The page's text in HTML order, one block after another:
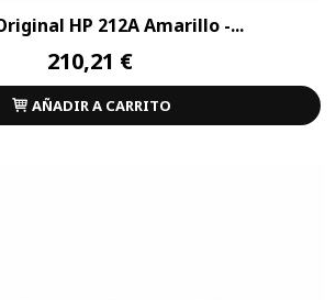
HP 212A Amarillo -...
210,21 €
AÑADIR A CARRITO